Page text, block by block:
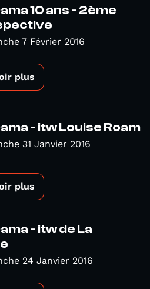
10 ans - 2ème
7 Février 2016
plus
- itw Louise Roam
31 Janvier 2016
plus
- itw de La
24 Janvier 2016